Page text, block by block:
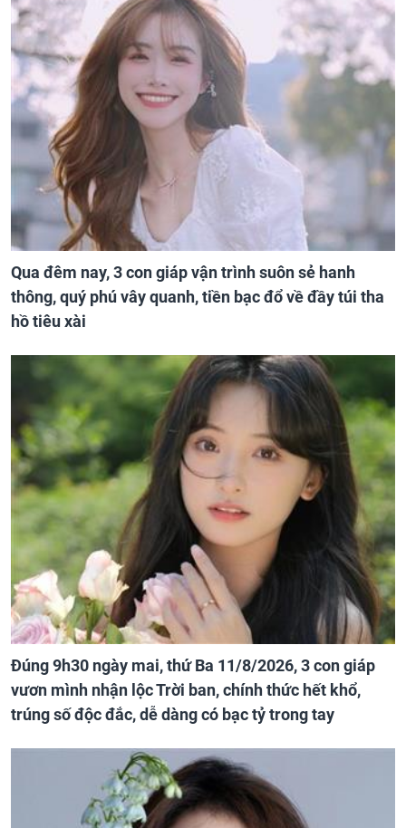
Qua đêm nay, 3 con giáp vận trình suôn sẻ hanh
thông, quý phú vây quanh, tiền bạc đổ về đầy túi tha
hồ tiêu xài
Đúng 9h30 ngày mai, thứ Ba 11/8/2026, 3 con giáp
vươn mình nhận lộc Trời ban, chính thức hết khổ,
trúng số độc đắc, dễ dàng có bạc tỷ trong tay